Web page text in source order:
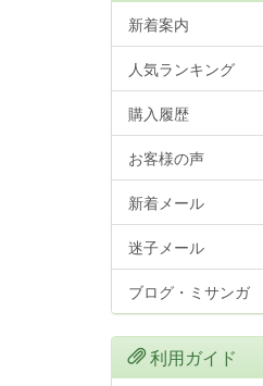
新着案内
人気ランキング
購入履歴
お客様の声
新着メール
迷子メール
ブログ・ミサンガ
利用ガイド